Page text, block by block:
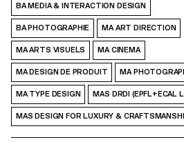
BA MEDIA & INTERACTION DESIGN
BA PHOTOGRAPHIE MA ART DIRECTION
MA ARTS VISUELS MA CINEMA
MA DESIGN DE PRODUIT MA
MA TYPE DESIGN MAS DRDI (EPFL+ECAL
MAS DESIGN FOR LUXURY &